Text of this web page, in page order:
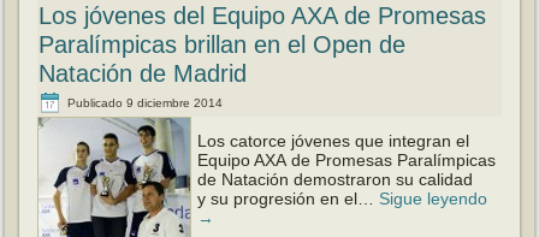
Los jóvenes del Equipo AXA de Promesas
Paralímpicas brillan en el Open de
Natación de Madrid
Publicado 9 diciembre 2014
Los catorce jóvenes que integran el
Equipo AXA de Promesas Paralímpicas
de Natación demostraron su calidad
y su progresión en el… Sigue leyendo
→